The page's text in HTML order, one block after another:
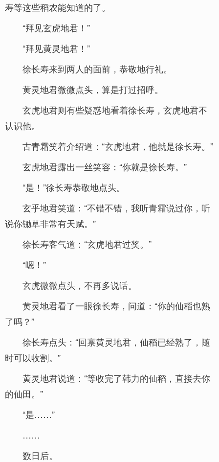
寿等这些稻农能知道的了。
“拜见玄虎地君！”
“拜见黄灵地君！”
徐长寿来到两人的面前，恭敬地行礼。
黄灵地君微微点头，算是打过招呼。
玄虎地君则有些疑惑地看着徐长寿，玄虎地君不
认识他。
古青霜笑着介绍道：“玄虎地君，他就是徐长寿。”
玄虎地君露出一丝笑容：“你就是徐长寿。”
“是！”徐长寿恭敬地点头。
玄乎地君笑道：“不错不错，我听青霜说过你，听
说你锄草非常有天赋。”
徐长寿客气道：“玄虎地君过奖。”
“嗯！”
玄虎微微点头，不再多说话。
黄灵地君看了一眼徐长寿，问道：“你的仙稻也熟
了吗？”
徐长寿点头：“回禀黄灵地君，仙稻已经熟了，随
时可以收割。”
黄灵地君说道：“等收完了韩力的仙稻，直接去你
的仙田。”
“是……”
……
数日后。